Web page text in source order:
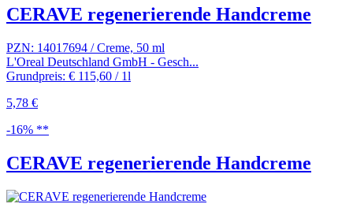
CERAVE regenerierende Handcreme
PZN: 14017694 / Creme, 50 ml
L'Oreal Deutschland GmbH - Gesch...
Grundpreis: € 115,60 / 1l
5,78 €
-16% **
CERAVE regenerierende Handcreme